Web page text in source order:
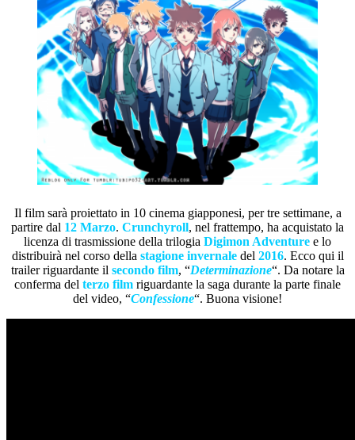
Il film sarà proiettato in 10 cinema giapponesi, per tre settimane, a
partire dal 12 Marzo. Crunchyroll, nel frattempo, ha acquistato la
licenza di trasmissione della trilogia Digimon Adventure e lo
distribuirà nel corso della stagione invernaledel 2016. Ecco qui il
trailer riguardante il secondo film, “Determinazione“. Da notare la
conferma del terzo film riguardante la saga durante la parte finale
del video, “Confessione“. Buona visione!